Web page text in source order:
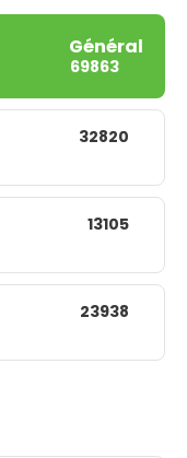
Général
69863
32820
13105
23938